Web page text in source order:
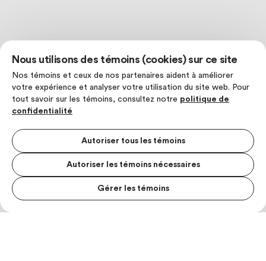
Nous utilisons des témoins (cookies) sur ce site
Nos témoins et ceux de nos partenaires aident à améliorer
votre expérience et analyser votre utilisation du site web. Pour
tout savoir sur les témoins, consultez notre politique de
confidentialité
Autoriser tous les témoins
Autoriser les témoins nécessaires
Gérer les témoins
MENU